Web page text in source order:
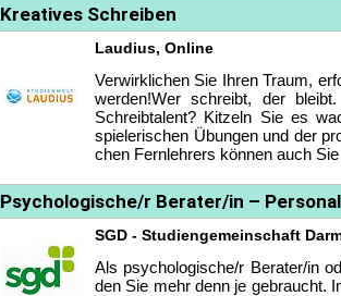
Kreatives Schreiben
Laudius, Online
Ver­wirk­li­chen Sie Ih­ren Traum,
wer­den!Wer schreibt, der
Schreib­ta­l­ent? Kit­zeln Sie es
spie­le­ri­schen Übun­gen und der
chen Fern­leh­rers kön­nen auch
Psychologische/r Berater/in –
SGD - Studiengemeinschaft
Als psy­cho­lo­gi­sche/r Be­ra­ter/in
den Sie mehr denn je ge­braucht.